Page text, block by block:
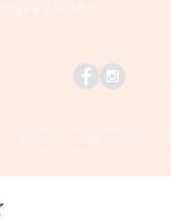
テはＤｅａｒＮAILへ